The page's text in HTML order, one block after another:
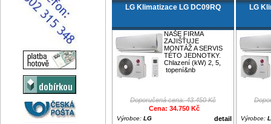
LG Klimatizace LG DC09RQ
NAŠE FIRMA
ZAJIŠŤUJE
MONTÁŽ A SERVIS
TÉTO JEDNOTKY.
Chlazení (kW) 2, 5,
topení&nb
Doporučená cena: 43.450 Kč
Cena: 34.750 Kč
detail
Výrobce: LG
LG
Výrobce: